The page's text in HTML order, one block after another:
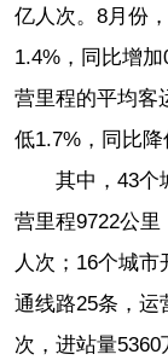
亿人次。8月份
1.4%，同比增
营里程的平均客
低1.7%，同比降
其中，43个
营里程9722公
人次；16个城
通线路25条，运
次，进站量5360